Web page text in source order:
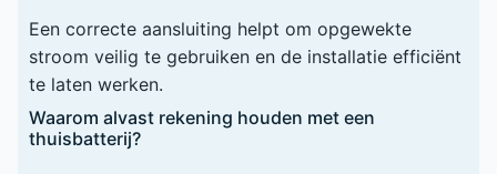
Een correcte aansluiting helpt om opgewekte
stroom veilig te gebruiken en de installatie efficiënt
te laten werken.
Waarom alvast rekening houden met een
thuisbatterij?